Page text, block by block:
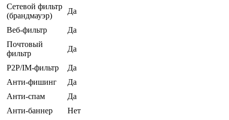
Сетевой фильтр
(брандмауэр)
Да
Веб-фильтр
Да
Почтовый
фильтр
Да
P2P/IM-фильтр
Да
Анти-фишинг
Да
Анти-спам
Да
Анти-баннер
Нет